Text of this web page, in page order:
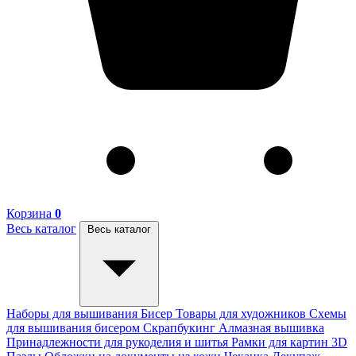
Корзина 0
Весь каталог
Весь каталог
Наборы для вышивания Бисер Товары для художников Схемы
для вышивания бисером Скрапбукинг Алмазная вышивка
Принадлежности для рукоделия и шитья Рамки для картин 3D